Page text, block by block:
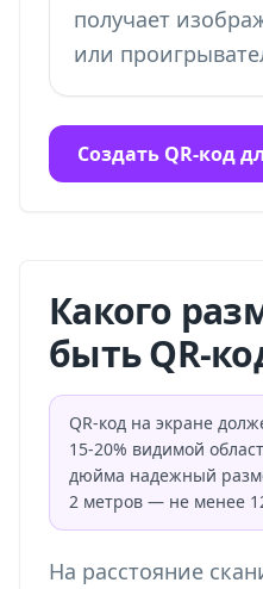
получает
или
Создать QR-код
Какого
быть QR-
QR-код на экране
15-20% видимой
дюйма надежный
2 метров — не менее
На расстояние